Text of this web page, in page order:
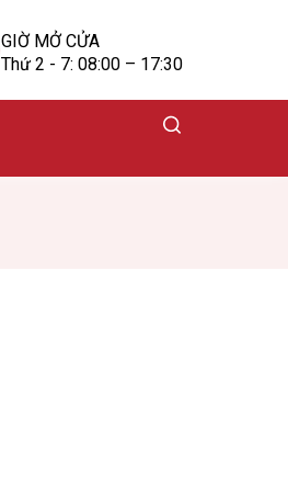
GIỜ MỞ CỬA
Thứ 2 - 7: 08:00 – 17:30